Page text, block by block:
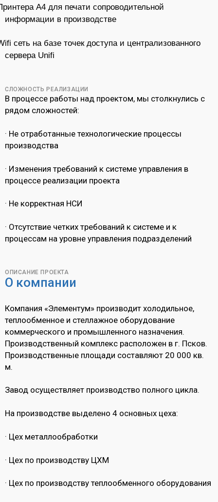
А4 для печати сопроводительной
информации в производстве
сеть на базе точек доступа и централизованного
сервера Unifi
СЛОЖНОСТЬ РЕАЛИЗАЦИИ
В процессе работы над проектом, мы столкнулись с
рядом сложностей:
· Не отработанные технологические процессы
производства
· Изменения требований к системе управления в
процессе реализации проекта
· Не корректная НСИ
· Отсутствие четких требований к системе и к
процессам на уровне управления подразделений
ОПИСАНИЕ ПРОЕКТА
О компании
Компания «Элементум» производит холодильное,
теплообменное и стеллажное оборудование
коммерческого и промышленного назначения.
Производственный комплекс расположен в г. Псков.
Производственные площади составляют 20 000 кв.
м.
Завод осуществляет производство полного цикла.
На производстве выделено 4 основных цеха:
· Цех металлообработки
· Цех по производству ЦХМ
· Цех по производству теплообменного оборудования